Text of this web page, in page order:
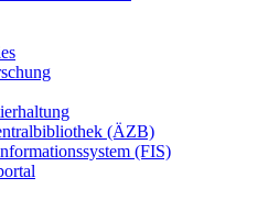
(ÄZB)
(FIS)